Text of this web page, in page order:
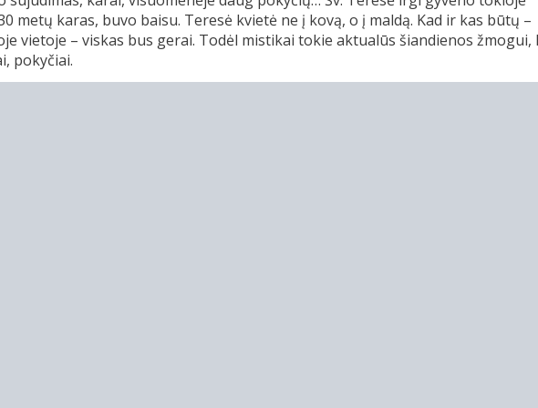
metų karas, buvo baisu. Teresė kvietė ne į kovą, o į maldą. Kad ir kas būtų –
vietoje – viskas bus gerai. Todėl mistikai tokie aktualūs šiandienos žmogui,
pokyčiai.